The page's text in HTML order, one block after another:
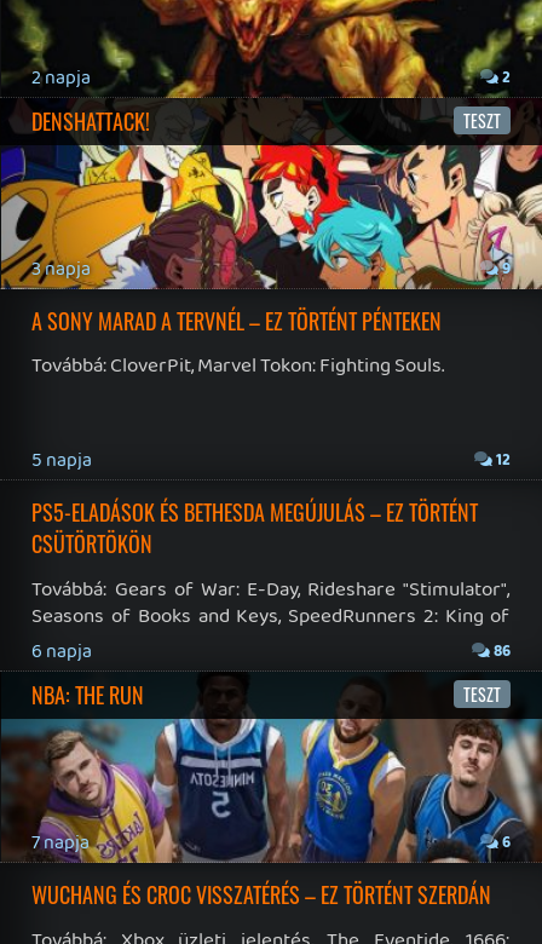
19 éve videójáték minden nap! Copyright 365 Media Kft
Impresszum
Adatvédelmi elveink
Hírek | Cikkek | Podcastok | Blogok |
Gaming Fórum
RSS | Blog RSS | Podcast RSS
|
Instagram
Youtube | Facebook
|
Twitter | Patreon